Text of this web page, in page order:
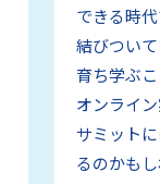
できる時
結びつい
育ち学ぶ
オンライ
サミット
るのかもし